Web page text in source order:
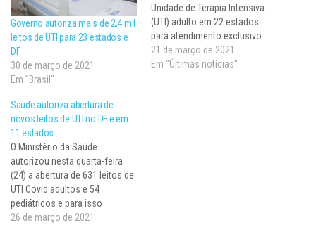
Governo autoriza mais de 2,4 mil
leitos de UTI para 23 estados e
DF
30 de março de 2021
Em "Brasil"
Unidade de Terapia Intensiva
(UTI) adulto em 22 estados
para atendimento exclusivo
aos pacientes graves com
covid-19, em caráter
21 de março de 2021
Em "Últimas notícias"
Saúde autoriza abertura de
novos leitos de UTI no DF e em
11 estados
O Ministério da Saúde
autorizou nesta quarta-feira
(24) a abertura de 631 leitos de
UTI Covid adultos e 54
pediátricos e para isso
destinou R$ 32,88 milhões.
26 de março de 2021